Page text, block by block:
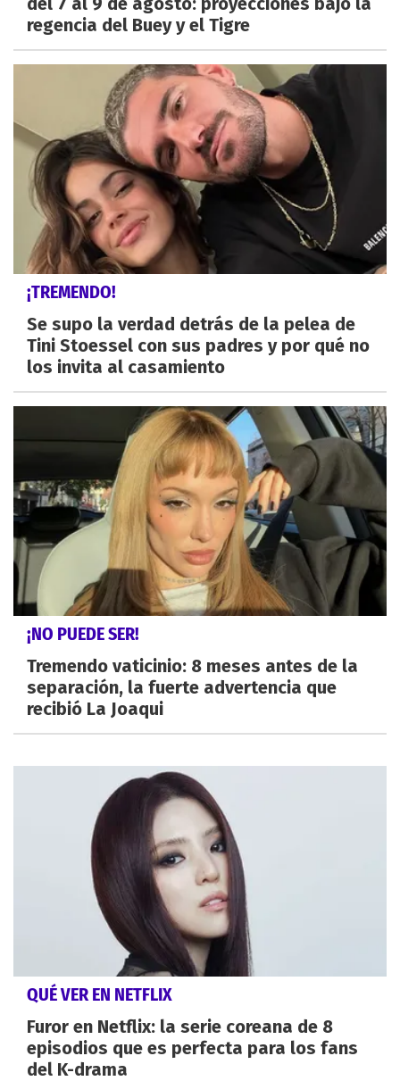
regencia del Buey y el Tigre
¡TREMENDO!
Se supo la verdad detrás de la pelea de
Tini Stoessel con sus padres y por qué no
los invita al casamiento
¡NO PUEDE SER!
Tremendo vaticinio: 8 meses antes de la
separación, la fuerte advertencia que
recibió La Joaqui
QUÉ VER EN NETFLIX
Furor en Netflix: la serie coreana de 8
episodios que es perfecta para los fans
del K-drama